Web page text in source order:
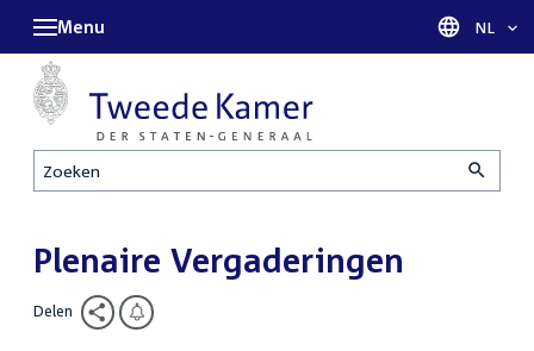
Zoeken
Menu Taal
NL
Plenaire Vergaderingen
Delen